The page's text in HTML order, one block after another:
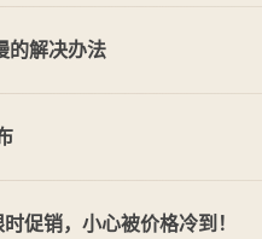
的解决办法
促销，小心被价格冷到！